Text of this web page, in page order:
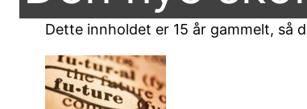
Dette innholdet er 15 år gammelt, så